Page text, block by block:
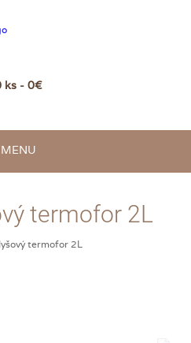
ks - 0€
MENU
termofor 2L